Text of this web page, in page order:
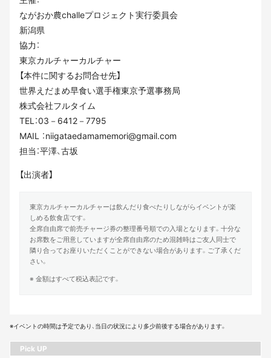
ながおか農challeプロジェクト実行委員会
新潟県
協力：
東京カルチャーカルチャー
【本件に関するお問合せ先】
世界えだまめ早食い選手権東京予選事務局
株式会社フルタイム
TEL：03－6412－7795
MAIL ：niigataedamamemori@gmail.com
担当：平澤、古坂
【出演者】
東京カルチャーカルチャーは飲んだり食べたりしながらイベントが楽
しめる飲食店です。
全席自由席で前売チャージ券の整理番号順での入場となります。十分な
お席数をご用意していますが全席自由席のため混雑時はご友人同士で
隣り合ってお座りいただくことができない場合があります。ご了承くだ
さい。
※ 金額はすべて税込表記です。
※イベントの時間は予定であり、当日の状況により多少前後する場合があります。
Pick UP